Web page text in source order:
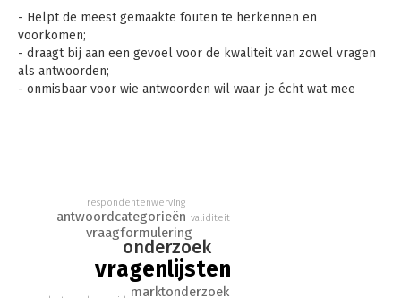
- Helpt de meest gemaakte fouten te herkennen en
voorkomen;
- draagt bij aan een gevoel voor de kwaliteit van zowel vragen
als antwoorden;
- onmisbaar voor wie antwoorden wil waar je écht wat mee
onderzoeksresultaten te verkrijgen. Deze praktische uitgave
biedt een complete handleiding, met een groot aantal
adviezen, voorbeelden, waarschuwingen en aandachtspunten.
Vragenlijsten behandelt:
- meer en minder bekende vraagsoorten;
vragenlijsten
onderzoek
marktonderzoek
vraagformulering
antwoordcategorieën
respondentenwerving
validiteit